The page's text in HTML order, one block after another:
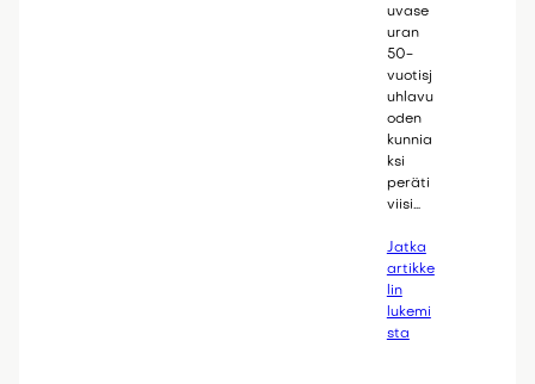
uvase
uran
50-
vuotisj
uhlavu
oden
kunnia
ksi
peräti
viisi…
Jatka
artikke
lin
lukemi
sta